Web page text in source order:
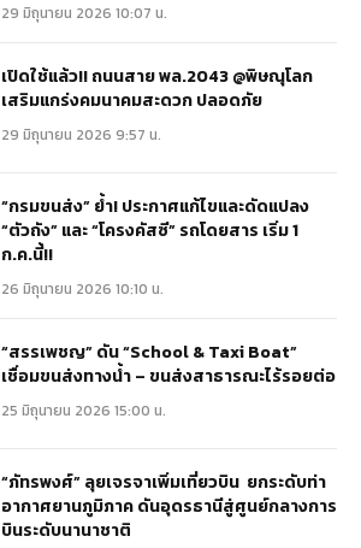
29 มิถุนายน 2026 10:07 น.
เปิดใช้แล้ว!! ถนนสาย พล.2043 @พิษณุโลก
เสริมแกร่งคมนาคมสะดวก ปลอดภัย
29 มิถุนายน 2026 9:57 น.
“กรมขนส่ง” ย้ำ! ประกาศแก้ไขและดัดแปลง
“ตัวถัง” และ “โครงคัสซี” รถโดยสาร เริ่ม 1
ก.ค.นี้!!
26 มิถุนายน 2026 10:10 น.
“สรรเพชญ” ดัน “School & Taxi Boat”
เชื่อมขนส่งทางน้ำ – ขนส่งสาธารณะไร้รอยต่อ
25 มิถุนายน 2026 15:00 น.
“ภัทรพงศ์” ลุยเจรจาเพิ่มเที่ยวบิน ยกระดับท่า
อากาศยานภูมิภาค ดันอุดรธานีสู่ศูนย์กลางการ
บินระดับนานาชาติ